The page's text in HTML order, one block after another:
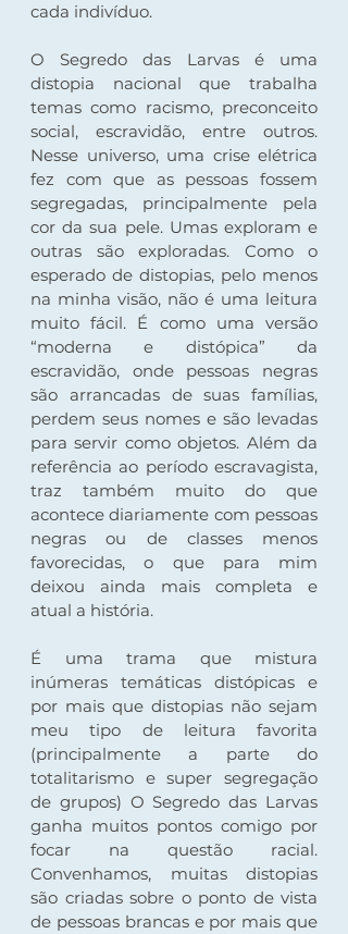
cada indivíduo.
O Segredo das Larvas é uma
distopia nacional que trabalha
temas como racismo, preconceito
social, escravidão, entre outros.
Nesse universo, uma crise elétrica
fez com que as pessoas fossem
segregadas, principalmente pela
cor da sua pele. Umas exploram e
outras são exploradas. Como o
esperado de distopias, pelo menos
na minha visão, não é uma leitura
muito fácil. É como uma versão
“moderna e distópica” da
escravidão, onde pessoas negras
são arrancadas de suas famílias,
perdem seus nomes e são levadas
para servir como objetos. Além da
referência ao período escravagista,
traz também muito do que
acontece diariamente com pessoas
negras ou de classes menos
favorecidas, o que para mim
deixou ainda mais completa e
atual a história.
É uma trama que mistura
inúmeras temáticas distópicas e
por mais que distopias não sejam
meu tipo de leitura favorita
(principalmente a parte do
totalitarismo e super segregação
de grupos) O Segredo das Larvas
ganha muitos pontos comigo por
focar na questão racial.
Convenhamos, muitas distopias
são criadas sobre o ponto de vista
de pessoas brancas e por mais que